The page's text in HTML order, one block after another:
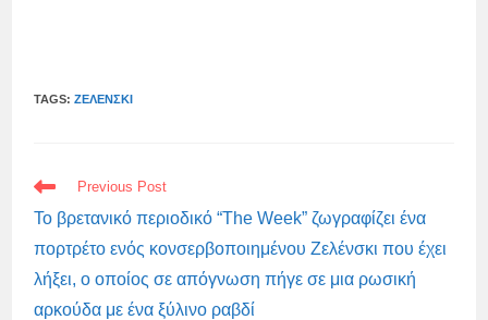
TAGS:ΖΕΛΈΝΣΚΙ
READ
MORE
ARTICLES
Previous Post
Το βρετανικό περιοδικό “The Week” ζωγραφίζει ένα
πορτρέτο ενός κονσερβοποιημένου Ζελένσκι που έχει
λήξει, ο οποίος σε απόγνωση πήγε σε μια ρωσική
αρκούδα με ένα ξύλινο ραβδί